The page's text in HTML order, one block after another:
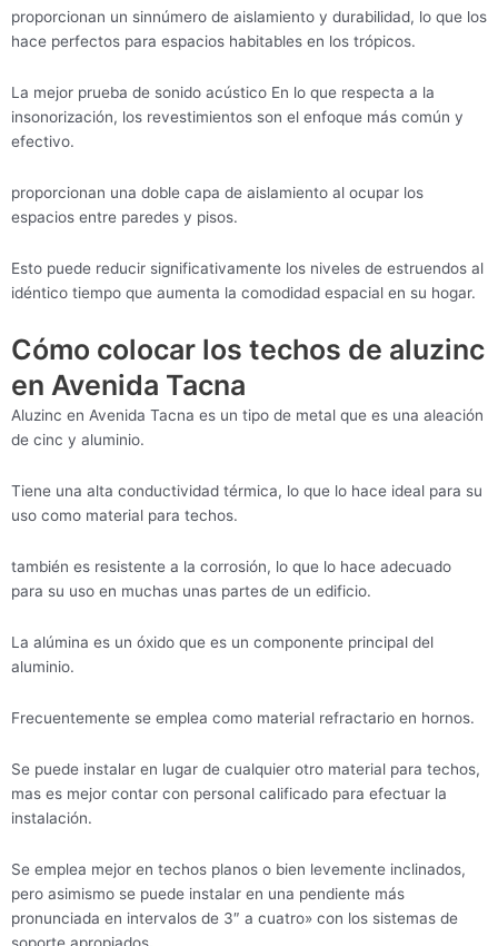
proporcionan un sinnúmero de aislamiento y durabilidad, lo que los
hace perfectos para espacios habitables en los trópicos.
La mejor prueba de sonido acústico En lo que respecta a la
insonorización, los revestimientos son el enfoque más común y
efectivo.
proporcionan una doble capa de aislamiento al ocupar los
espacios entre paredes y pisos.
Esto puede reducir significativamente los niveles de estruendos al
idéntico tiempo que aumenta la comodidad espacial en su hogar.
Cómo colocar los techos de aluzinc
en Avenida Tacna
Aluzinc en Avenida Tacna es un tipo de metal que es una aleación
de cinc y aluminio.
Tiene una alta conductividad térmica, lo que lo hace ideal para su
uso como material para techos.
también es resistente a la corrosión, lo que lo hace adecuado
para su uso en muchas unas partes de un edificio.
La alúmina es un óxido que es un componente principal del
aluminio.
Frecuentemente se emplea como material refractario en hornos.
Se puede instalar en lugar de cualquier otro material para techos,
mas es mejor contar con personal calificado para efectuar la
instalación.
Se emplea mejor en techos planos o bien levemente inclinados,
pero asimismo se puede instalar en una pendiente más
pronunciada en intervalos de 3″ a cuatro» con los sistemas de
soporte apropiados.